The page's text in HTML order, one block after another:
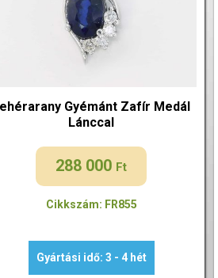
Gyémánt Zafír Medál
Lánccal
288 000 Ft
Cikkszám: FR855
Gyártási idő: 3 - 4 hét